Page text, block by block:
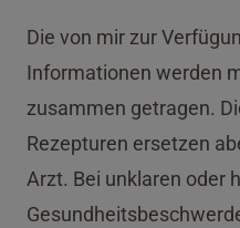
Die von mir zur
Informationen werden
zusammen getragen.
Rezepturen ersetzen
Arzt. Bei unklaren oder